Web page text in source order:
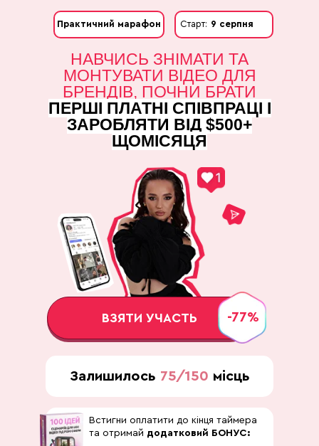
Залишилось 75/150 місць
НАВЧИСЬ ЗНІМАТИ ТА
МОНТУВАТИ ВІДЕО ДЛЯ
БРЕНДІВ, ПОЧНИ БРАТИ
ПЕРШІ ПЛАТНІ СПІВПРАЦІ І
ЗАРОБЛЯТИ ВІД $500+
ЩОМІСЯЦЯ
Встигни оплатити до кінця таймера
та отримай додатковий БОНУС:
Старт: 9 серпня
Практичний марафон
ВЗЯТИ УЧАСТЬ -77%